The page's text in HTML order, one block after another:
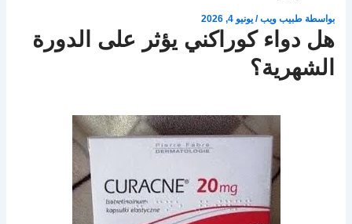
بواسطة طبيب ويب/يونيو 4, 2026
هل دواء كوراكني يؤثر على الدورة
الشهرية؟